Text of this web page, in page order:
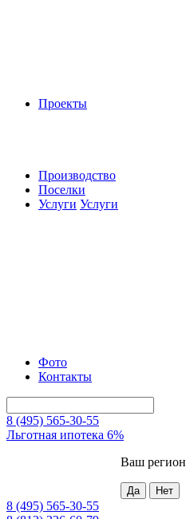
Проекты
Производство
Поселки
Услуги Услуги
Фото
Контакты
8 (495) 565-30-55
Льготная ипотека 6%
Ваш регион
8 (495) 565-30-55